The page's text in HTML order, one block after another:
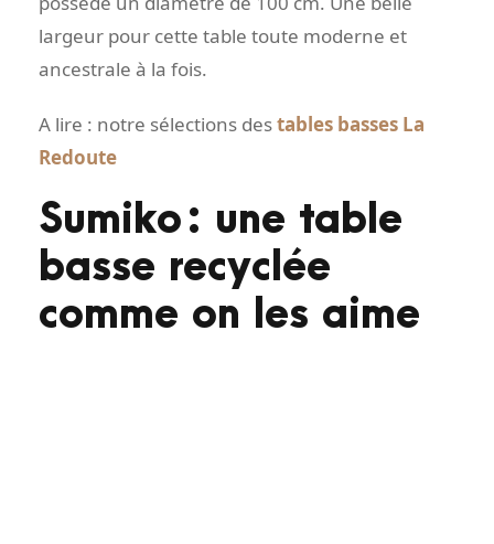
largeur pour cette table toute moderne et
ancestrale à la fois.
A lire : notre sélections destables basses La
Redoute
Sumiko : une table
basse recyclée
comme on les aime